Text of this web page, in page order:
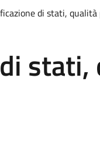
di stati,
stati,